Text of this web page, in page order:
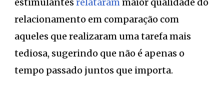
relacionamento em comparação com
aqueles que realizaram uma tarefa mais
tediosa, sugerindo que não é apenas o
tempo passado juntos que importa.